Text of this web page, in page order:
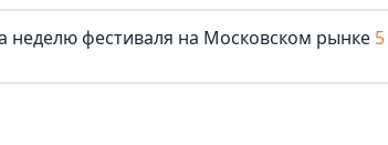
неделю фестиваля на Московском рынке